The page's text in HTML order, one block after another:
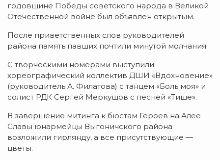
годовщине Победы советского народа в Великой
Отечественной войне был объявлен открытым.
После приветственных слов руководителей
района память павших почтили минутой молчания.
С творческими номерами выступили:
хореографический коллектив ДШИ «Вдохновение»
(руководитель А. Филатова) с танцем «Боль моя» и
солист РДК Сергей Меркушов с песней «Тише».
В завершение митинга к бюстам Героев на Алее
Славы юнармейцы Выгоничского района
возложили гирлянду, а все присутствующие —
цветы.